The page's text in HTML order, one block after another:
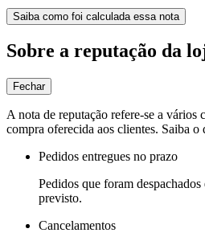
Saiba como foi calculada essa nota
Sobre a reputação da
Fechar
A nota de reputação refere-se a vários
compra oferecida aos clientes. Saiba o
Pedidos entregues no prazo
Pedidos que foram
previsto.
Cancelamentos